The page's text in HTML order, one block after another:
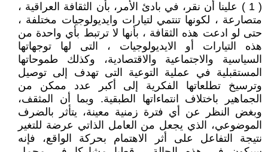
( 1 ) علينا أن نقر، في بادئ الأمر، بأن الثقافة العراقية ،
متصارعة ، لكونها تنتمي لتيارات وايديولوجيات مختلفة ،
حتى لو ادعت هذه الثقافة ، بأنها لا ترتبط بأي واحدة من
هذه التيارات أو الايديولوجيات ، التى لها توجهاتها
السياسية والاجتماعية والاقتصادية، وكذلك طموحاتها
المستقبلية في عملية التوعية التى تهدف إلى توصيل
وترسيخ تطلعاتها الفكرية إلى أكبر عدد ممكن من
الجماهير باختلاف انتماءاتها الطبقية. وبما أن المثقف،
وبغض النظر عن أي فترة زمنية معينة، يتأثر بالضرف
الموضوعي، الذي يجعل من العامل الذاتي عرضة للتغير
نتيجة التفاعل على أثر الاهتمام بحركة الواقع، فإنه